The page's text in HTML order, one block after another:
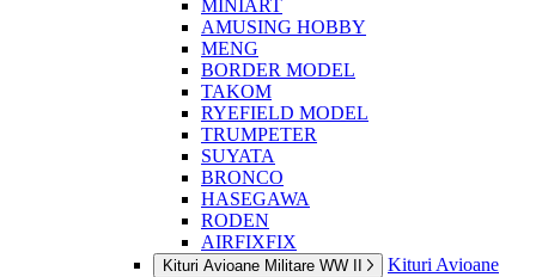
MINIART
AMUSING HOBBY
MENG
BORDER MODEL
TAKOM
RYEFIELD MODEL
TRUMPETER
SUYATA
BRONCO
HASEGAWA
RODEN
AIRFIXFIX
Kituri Avioane Militare WW II
Kituri Avioane